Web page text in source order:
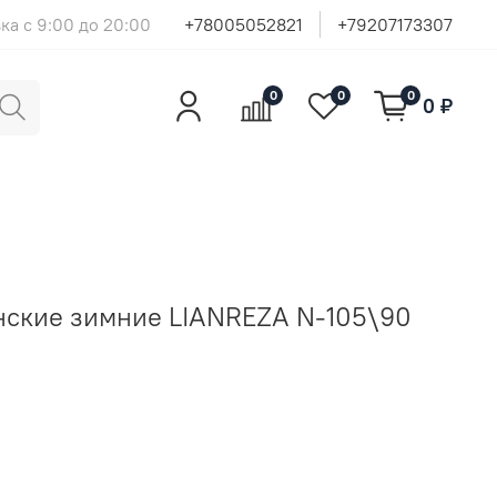
с 9:00 до 20:00 +78005052821 +79207173307
0 0 0 0 ₽
зимние LIANREZA N-105\90